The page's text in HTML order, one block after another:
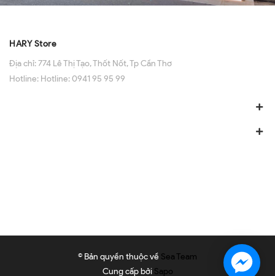
HARY Store
Địa chỉ:774 Lê Thị Tạo, Thốt Nốt, Tp Cần Thơ
Hotline: Hotline: 0941 95 95 99
© Bản quyền thuộc về Sea Team
Cung cấp bởi Sapo